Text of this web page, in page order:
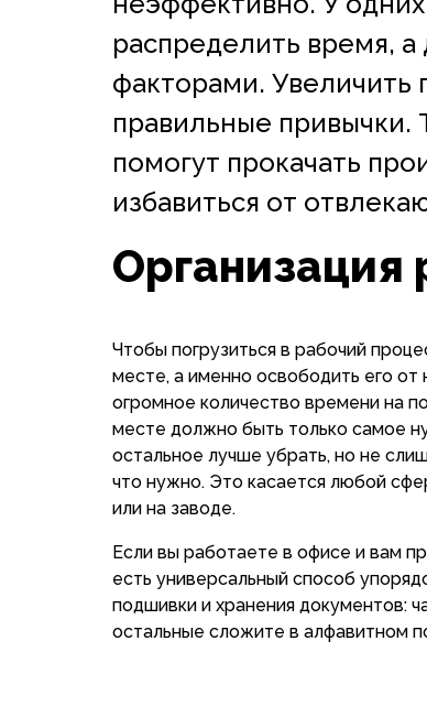
распределить время,
факторами. Увеличить
правильные привычки.
помогут прокачать
избавиться от
Организация
Чтобы погрузиться в рабочий
месте, а именно освободить его
огромное количество времени на
месте должно быть только самое
остальное лучше убрать, но не
что нужно. Это касается любой
или на заводе.
Если вы работаете в офисе и вам
есть универсальный способ
подшивки и хранения документов:
остальные сложите в алфавитном